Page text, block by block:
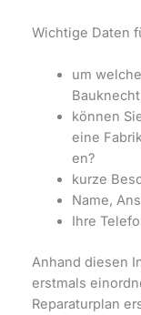
Wichtige Daten
um
können
eine
en?
kurze
Name,
Ihre
Anhand diesen
erstmals
Reparaturplan